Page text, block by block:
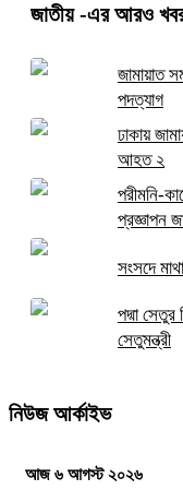
জাতীয়-এর আরও
জামায়াত
পদত্যাগ
ঢাকায়
আহত ২
পরীমনি-
প্রজ্ঞাপন
সংসদে
পদ্মা
সেতুমন্ত্রী
নিউজ আর্কাইভ
আজ ৬ আগস্ট ২০২৬